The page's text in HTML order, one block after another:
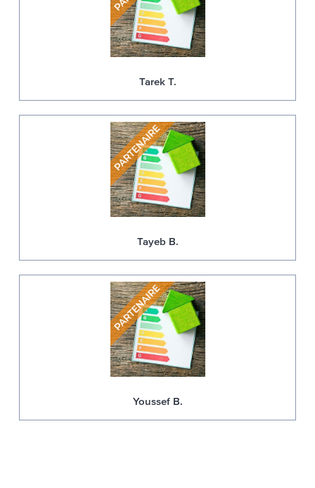
Tarek T.
Tayeb B.
Youssef B.